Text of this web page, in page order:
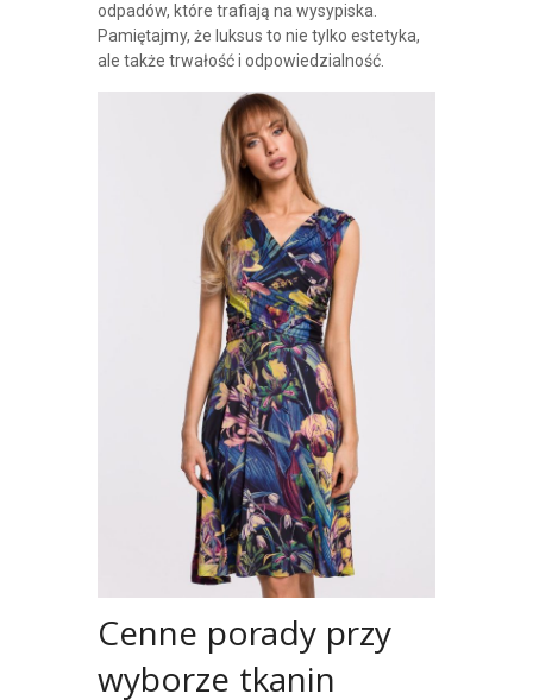
odpadów, które trafiają na wysypiska.
Pamiętajmy, że luksus to nie tylko estetyka,
ale także trwałość i odpowiedzialność.
Cenne porady przy
wyborze tkanin